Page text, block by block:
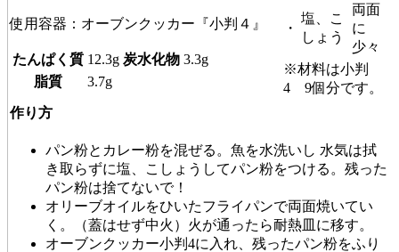
使用容器：オーブンクッカー『小判４』
たんぱく質 12.3g 炭水化物 3.3g
脂質
3.7g
・
塩、こ
しょう
両面
に
少々
※材料は小判
4 9個分です。
作り方
パン粉とカレー粉を混ぜる。魚を水洗いし 水気は拭
き取らずに塩、こしょうしてパン粉をつける。残った
パン粉は捨てないで！
オリーブオイルをひいたフライパンで両面焼いてい
く。（蓋はせず中火）火が通ったら耐熱皿に移す。
オーブンクッカー小判4に入れ、残ったパン粉をふり